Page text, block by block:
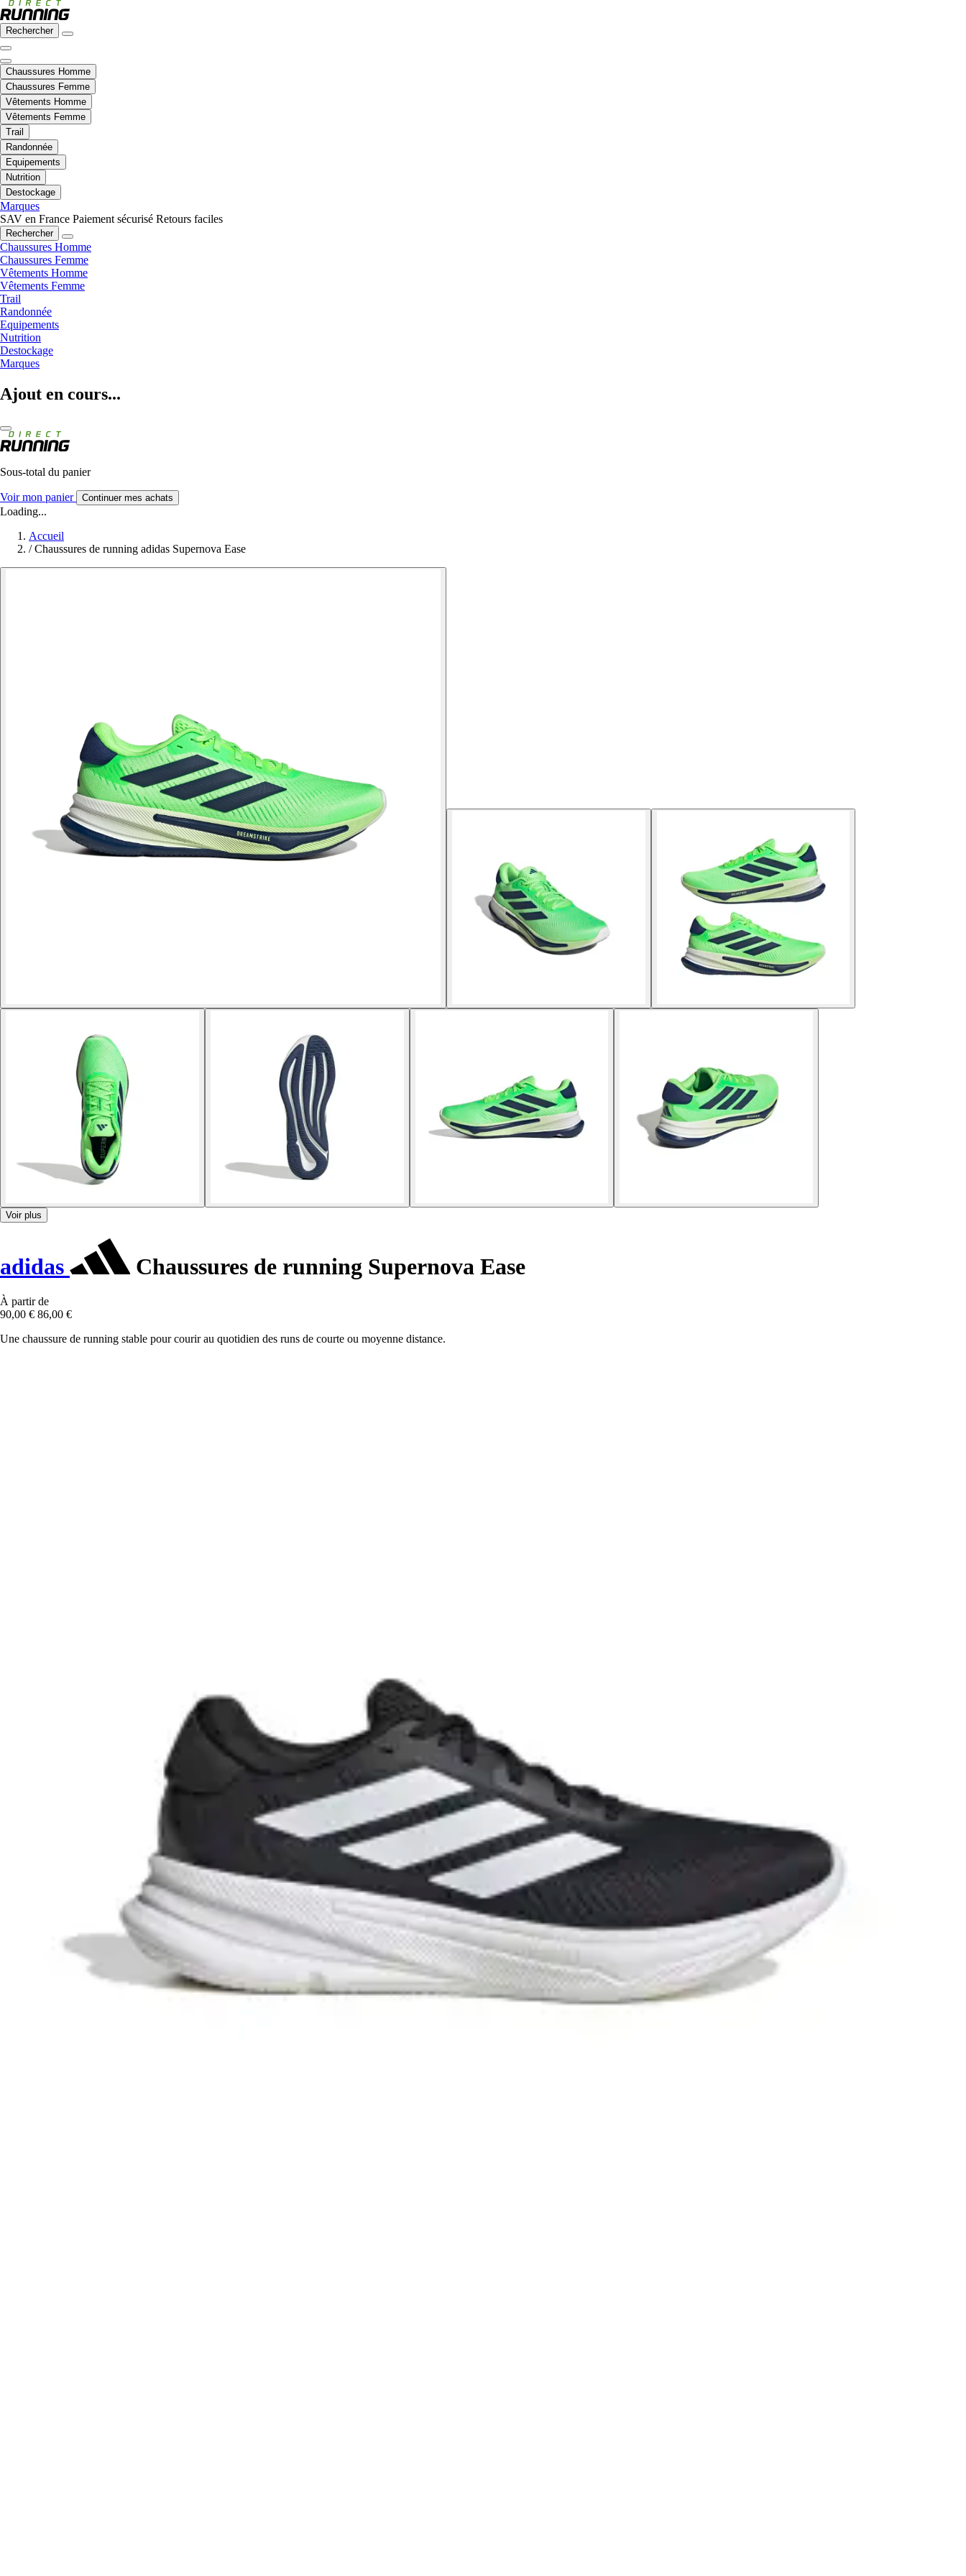
Rechercher
Chaussures Homme
Chaussures Femme
Vêtements Homme
Vêtements Femme
Trail
Randonnée
Equipements
Nutrition
Destockage
Marques
SAV en France Paiement sécurisé Retours faciles
Rechercher
Chaussures Homme
Chaussures Femme
Vêtements Homme
Vêtements Femme
Trail
Randonnée
Equipements
Nutrition
Destockage
Marques
Ajout en cours...
Sous-total du panier
Voir mon panier Continuer mes achats
Loading...
Accueil
/ Chaussures de running adidas Supernova Ease
Voir plus
adidas Chaussures de running Supernova Ease
À partir de
90,00 € 86,00 €
Une chaussure de running stable pour courir au quotidien des runs de courte ou moyenne distance.